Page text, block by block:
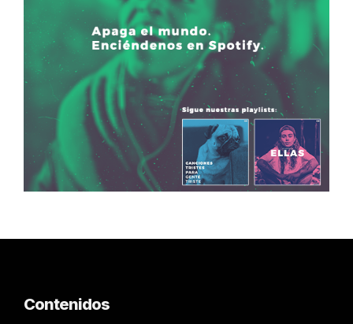
Contenidos